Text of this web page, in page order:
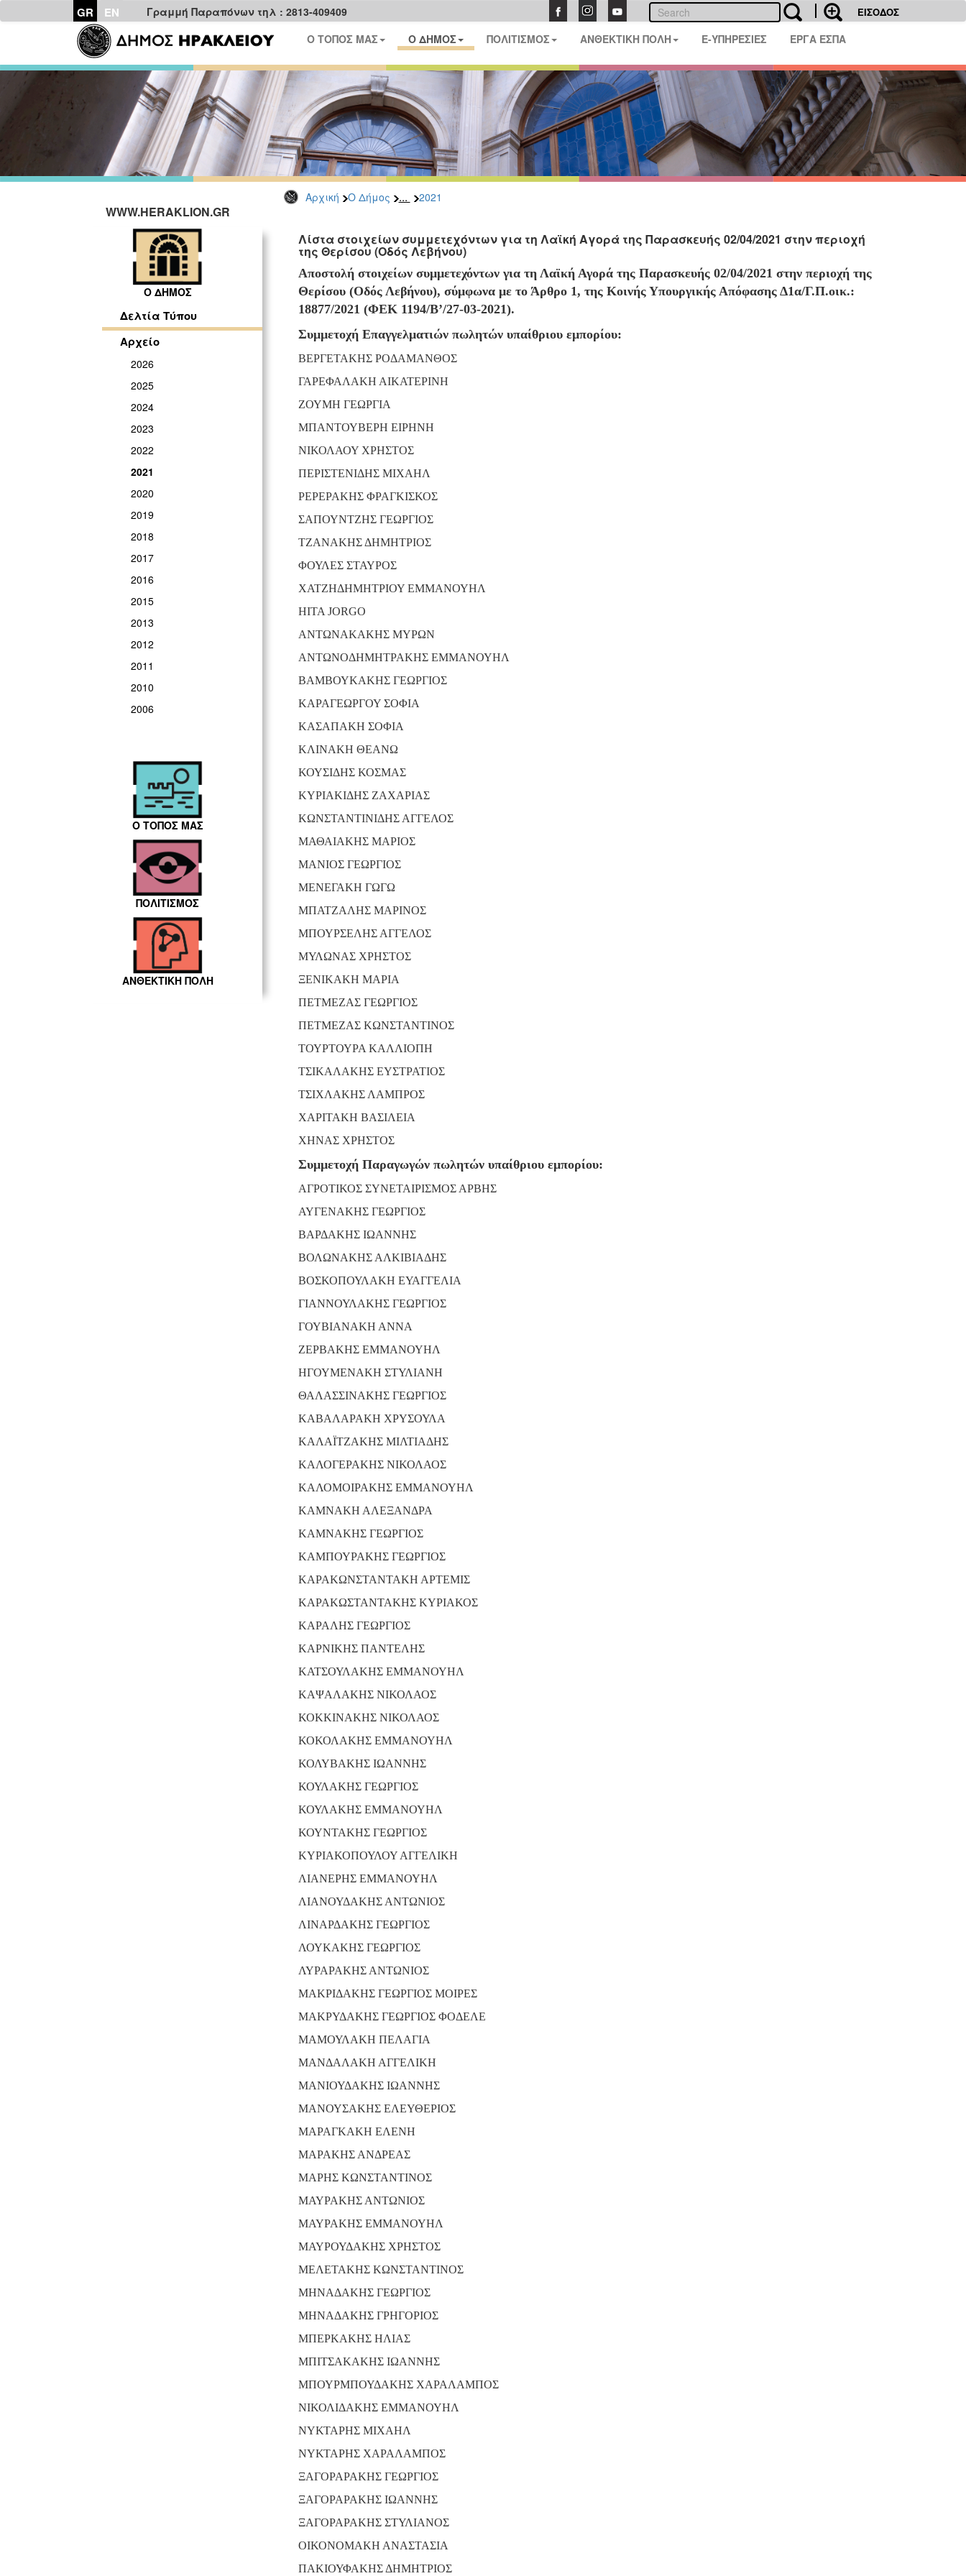
GR EN Γραμμή Παραπόνων τηλ : 2813-409409 ΕΙΣΟΔΟΣ
Ο ΤΟΠΟΣ ΜΑΣ Ο ΔΗΜΟΣ ΠΟΛΙΤΙΣΜΟΣ ΑΝΘΕΚΤΙΚΗ ΠΟΛΗ E-ΥΠΗΡΕΣΙΕΣ ΕΡΓΑ ΕΣΠΑ
Αρχική Ο Δήμος ... 2021
WWW.HERAKLION.GR
Ο ΔΗΜΟΣ
Δελτία Τύπου
Αρχείο
2026
2025
2024
2023
2022
2021
2020
2019
2018
2017
2016
2015
2013
2012
2011
2010
2006
Ο ΤΟΠΟΣ ΜΑΣ
ΠΟΛΙΤΙΣΜΟΣ
ΑΝΘΕΚΤΙΚΗ ΠΟΛΗ
Λίστα στοιχείων συμμετεχόντων για τη Λαϊκή Αγορά της Παρασκευής 02/04/2021 στην περιοχή
της Θερίσου (Οδός Λεβήνου)
Αποστολή στοιχείων συμμετεχόντων για τη Λαϊκή Αγορά της Παρασκευής 02/04/2021 στην περιοχή της
Θερίσου (Οδός Λεβήνου), σύμφωνα με το Άρθρο 1, της Κοινής Υπουργικής Απόφασης Δ1α/Γ.Π.οικ.:
18877/2021 (ΦΕΚ 1194/Β’/27-03-2021).
Συμμετοχή Επαγγελματιών πωλητών υπαίθριου εμπορίου:
ΒΕΡΓΕΤΑΚΗΣ ΡΟΔΑΜΑΝΘΟΣ
ΓΑΡΕΦΑΛΑΚΗ ΑΙΚΑΤΕΡΙΝΗ
ΖΟΥΜΗ ΓΕΩΡΓΙΑ
ΜΠΑΝΤΟΥΒΕΡΗ ΕΙΡΗΝΗ
ΝΙΚΟΛΑΟΥ ΧΡΗΣΤΟΣ
ΠΕΡΙΣΤΕΝΙΔΗΣ ΜΙΧΑΗΛ
ΡΕΡΕΡΑΚΗΣ ΦΡΑΓΚΙΣΚΟΣ
ΣΑΠΟΥΝΤΖΗΣ ΓΕΩΡΓΙΟΣ
ΤΖΑΝΑΚΗΣ ΔΗΜΗΤΡΙΟΣ
ΦΟΥΛΕΣ ΣΤΑΥΡΟΣ
ΧΑΤΖΗΔΗΜΗΤΡΙΟΥ ΕΜΜΑΝΟΥΗΛ
HITA JORGO
ΑΝΤΩΝΑΚΑΚΗΣ ΜΥΡΩΝ
ΑΝΤΩΝΟΔΗΜΗΤΡΑΚΗΣ ΕΜΜΑΝΟΥΗΛ
ΒΑΜΒΟΥΚΑΚΗΣ ΓΕΩΡΓΙΟΣ
ΚΑΡΑΓΕΩΡΓΟΥ ΣΟΦΙΑ
ΚΑΣΑΠΑΚΗ ΣΟΦΙΑ
ΚΛΙΝΑΚΗ ΘΕΑΝΩ
ΚΟΥΣΙΔΗΣ ΚΟΣΜΑΣ
ΚΥΡΙΑΚΙΔΗΣ ΖΑΧΑΡΙΑΣ
ΚΩΝΣΤΑΝΤΙΝΙΔΗΣ ΑΓΓΕΛΟΣ
ΜΑΘΑΙΑΚΗΣ ΜΑΡΙΟΣ
ΜΑΝΙΟΣ ΓΕΩΡΓΙΟΣ
ΜΕΝΕΓΑΚΗ ΓΩΓΩ
ΜΠΑΤΖΑΛΗΣ ΜΑΡΙΝΟΣ
ΜΠΟΥΡΣΕΛΗΣ ΑΓΓΕΛΟΣ
ΜΥΛΩΝΑΣ ΧΡΗΣΤΟΣ
ΞΕΝΙΚΑΚΗ ΜΑΡΙΑ
ΠΕΤΜΕΖΑΣ ΓΕΩΡΓΙΟΣ
ΠΕΤΜΕΖΑΣ ΚΩΝΣΤΑΝΤΙΝΟΣ
ΤΟΥΡΤΟΥΡΑ ΚΑΛΛΙΟΠΗ
ΤΣΙΚΑΛΑΚΗΣ ΕΥΣΤΡΑΤΙΟΣ
ΤΣΙΧΛΑΚΗΣ ΛΑΜΠΡΟΣ
ΧΑΡΙΤΑΚΗ ΒΑΣΙΛΕΙΑ
ΧΗΝΑΣ ΧΡΗΣΤΟΣ
Συμμετοχή Παραγωγών πωλητών υπαίθριου εμπορίου:
ΑΓΡΟΤΙΚΟΣ ΣΥΝΕΤΑΙΡΙΣΜΟΣ ΑΡΒΗΣ
ΑΥΓΕΝΑΚΗΣ ΓΕΩΡΓΙΟΣ
ΒΑΡΔΑΚΗΣ ΙΩΑΝΝΗΣ
ΒΟΛΩΝΑΚΗΣ ΑΛΚΙΒΙΑΔΗΣ
ΒΟΣΚΟΠΟΥΛΑΚΗ ΕΥΑΓΓΕΛΙΑ
ΓΙΑΝΝΟΥΛΑΚΗΣ ΓΕΩΡΓΙΟΣ
ΓΟΥΒΙΑΝΑΚΗ ΑΝΝΑ
ΖΕΡΒΑΚΗΣ ΕΜΜΑΝΟΥΗΛ
ΗΓΟΥΜΕΝΑΚΗ ΣΤΥΛΙΑΝΗ
ΘΑΛΑΣΣΙΝΑΚΗΣ ΓΕΩΡΓΙΟΣ
ΚΑΒΑΛΑΡΑΚΗ ΧΡΥΣΟΥΛΑ
ΚΑΛΑΪΤΖΑΚΗΣ ΜΙΛΤΙΑΔΗΣ
ΚΑΛΟΓΕΡΑΚΗΣ ΝΙΚΟΛΑΟΣ
ΚΑΛΟΜΟΙΡΑΚΗΣ ΕΜΜΑΝΟΥΗΛ
ΚΑΜΝΑΚΗ ΑΛΕΞΑΝΔΡΑ
ΚΑΜΝΑΚΗΣ ΓΕΩΡΓΙΟΣ
ΚΑΜΠΟΥΡΑΚΗΣ ΓΕΩΡΓΙΟΣ
ΚΑΡΑΚΩΝΣΤΑΝΤΑΚΗ ΑΡΤΕΜΙΣ
ΚΑΡΑΚΩΣΤΑΝΤΑΚΗΣ ΚΥΡΙΑΚΟΣ
ΚΑΡΑΛΗΣ ΓΕΩΡΓΙΟΣ
ΚΑΡΝΙΚΗΣ ΠΑΝΤΕΛΗΣ
ΚΑΤΣΟΥΛΑΚΗΣ ΕΜΜΑΝΟΥΗΛ
ΚΑΨΑΛΑΚΗΣ ΝΙΚΟΛΑΟΣ
ΚΟΚΚΙΝΑΚΗΣ ΝΙΚΟΛΑΟΣ
ΚΟΚΟΛΑΚΗΣ ΕΜΜΑΝΟΥΗΛ
ΚΟΛΥΒΑΚΗΣ ΙΩΑΝΝΗΣ
ΚΟΥΛΑΚΗΣ ΓΕΩΡΓΙΟΣ
ΚΟΥΛΑΚΗΣ ΕΜΜΑΝΟΥΗΛ
ΚΟΥΝΤΑΚΗΣ ΓΕΩΡΓΙΟΣ
ΚΥΡΙΑΚΟΠΟΥΛΟΥ ΑΓΓΕΛΙΚΗ
ΛΙΑΝΕΡΗΣ ΕΜΜΑΝΟΥΗΛ
ΛΙΑΝΟΥΔΑΚΗΣ ΑΝΤΩΝΙΟΣ
ΛΙΝΑΡΔΑΚΗΣ ΓΕΩΡΓΙΟΣ
ΛΟΥΚΑΚΗΣ ΓΕΩΡΓΙΟΣ
ΛΥΡΑΡΑΚΗΣ ΑΝΤΩΝΙΟΣ
ΜΑΚΡΙΔΑΚΗΣ ΓΕΩΡΓΙΟΣ ΜΟΙΡΕΣ
ΜΑΚΡΥΔΑΚΗΣ ΓΕΩΡΓΙΟΣ ΦΟΔΕΛΕ
ΜΑΜΟΥΛΑΚΗ ΠΕΛΑΓΙΑ
ΜΑΝΔΑΛΑΚΗ ΑΓΓΕΛΙΚΗ
ΜΑΝΙΟΥΔΑΚΗΣ ΙΩΑΝΝΗΣ
ΜΑΝΟΥΣΑΚΗΣ ΕΛΕΥΘΕΡΙΟΣ
ΜΑΡΑΓΚΑΚΗ ΕΛΕΝΗ
ΜΑΡΑΚΗΣ ΑΝΔΡΕΑΣ
ΜΑΡΗΣ ΚΩΝΣΤΑΝΤΙΝΟΣ
ΜΑΥΡΑΚΗΣ ΑΝΤΩΝΙΟΣ
ΜΑΥΡΑΚΗΣ ΕΜΜΑΝΟΥΗΛ
ΜΑΥΡΟΥΔΑΚΗΣ ΧΡΗΣΤΟΣ
ΜΕΛΕΤΑΚΗΣ ΚΩΝΣΤΑΝΤΙΝΟΣ
ΜΗΝΑΔΑΚΗΣ ΓΕΩΡΓΙΟΣ
ΜΗΝΑΔΑΚΗΣ ΓΡΗΓΟΡΙΟΣ
ΜΠΕΡΚΑΚΗΣ ΗΛΙΑΣ
ΜΠΙΤΣΑΚΑΚΗΣ ΙΩΑΝΝΗΣ
ΜΠΟΥΡΜΠΟΥΔΑΚΗΣ ΧΑΡΑΛΑΜΠΟΣ
ΝΙΚΟΛΙΔΑΚΗΣ ΕΜΜΑΝΟΥΗΛ
ΝΥΚΤΑΡΗΣ ΜΙΧΑΗΛ
ΝΥΚΤΑΡΗΣ ΧΑΡΑΛΑΜΠΟΣ
ΞΑΓΟΡΑΡΑΚΗΣ ΓΕΩΡΓΙΟΣ
ΞΑΓΟΡΑΡΑΚΗΣ ΙΩΑΝΝΗΣ
ΞΑΓΟΡΑΡΑΚΗΣ ΣΤΥΛΙΑΝΟΣ
ΟΙΚΟΝΟΜΑΚΗ ΑΝΑΣΤΑΣΙΑ
ΠΑΚΙΟΥΦΑΚΗΣ ΔΗΜΗΤΡΙΟΣ